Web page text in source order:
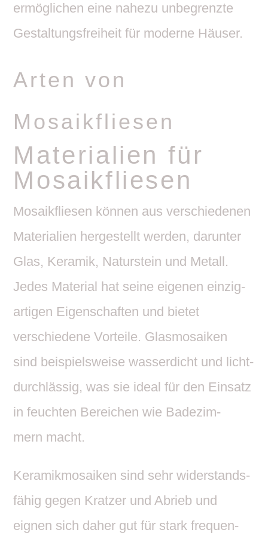
ermög­li­chen eine nahezu unbe­grenzte
Gestal­tungs­frei­heit für moderne Häuser.
Arten von
Mosaikfliesen
Mate­ria­lien für
Mosaikfliesen
Mosa­ik­fliesen können aus verschie­denen
Mate­ria­lien herge­stellt werden, darunter
Glas, Keramik, Natur­stein und Metall.
Jedes Mate­rial hat seine eigenen einzig­
ar­tigen Eigen­schaften und bietet
verschie­dene Vorteile. Glas­mo­saiken
sind beispiels­weise wasser­dicht und licht­
durch­lässig, was sie ideal für den Einsatz
in feuchten Berei­chen wie Bade­zim­
mern macht.
Kera­mik­mo­saiken sind sehr wider­stands­
fähig gegen Kratzer und Abrieb und
eignen sich daher gut für stark frequen­